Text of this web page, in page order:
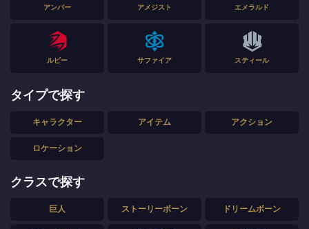
アンバー アメジスト エメラルド
ルビー サファイア スティール
タイプで探す
キャラクター アイテム アクション
ロケーション
クラスで探す
巨人 ストーリーボーン ドリームボーン